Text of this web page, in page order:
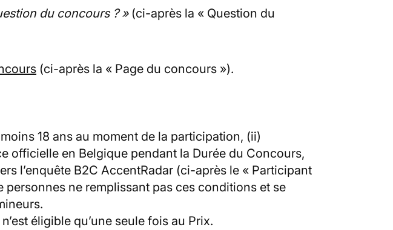
du concours ? » (ci-après la « Question du
(ci-après la « Page du concours »).
18 ans au moment de la participation, (ii)
officielle en Belgique pendant la Durée du Concours,
l’enquête B2C AccentRadar (ci-après le « Participant
ne remplissant pas ces conditions et se
éligible qu’une seule fois au Prix.